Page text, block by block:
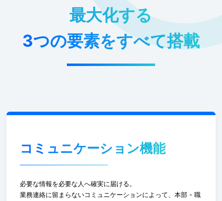
最大化する
3つの要素をすべて搭載
コミュニケーション機能
必要な情報を必要な人へ確実に届ける。
業務連絡に留まらないコミュニケーションによって、本部 - 職